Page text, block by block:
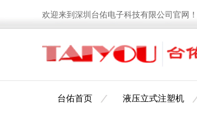
欢迎来到深圳台佑电子科技有限公司官网！
台佑首页 液压立式注塑机